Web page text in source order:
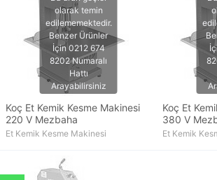
Koç Et Kemik Kesme Makinesi
220 V Mezbaha
Et Kemik Kesme Makinesi
Koç Et
380 V
Et Kemik